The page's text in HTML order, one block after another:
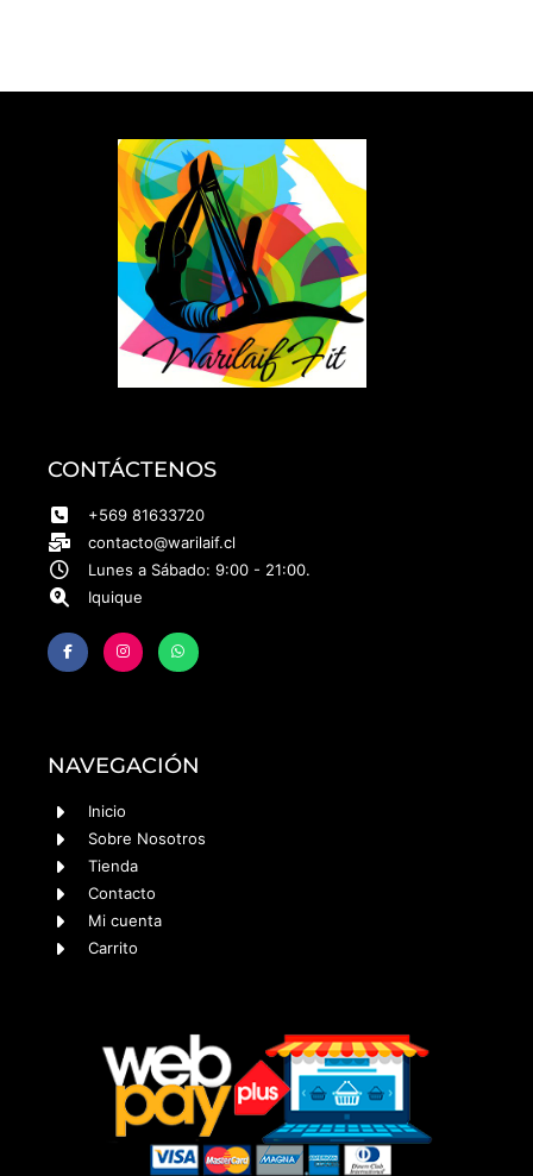
CONTÁCTENOS
+569 81633720
contacto@warilaif.cl
Lunes a Sábado: 9:00 - 21:00.
Iquique
NAVEGACIÓN
Inicio
Sobre Nosotros
Tienda
Contacto
Mi cuenta
Carrito